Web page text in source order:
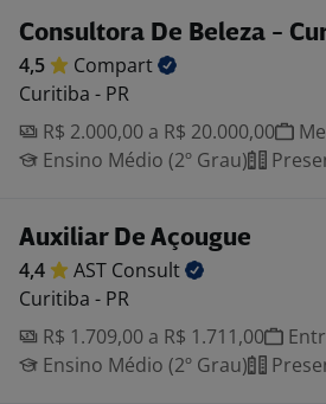
Consultora De Beleza -
4,5
Compart
Curitiba - PR
R$ 2.000,00 a R$ 20.000,00
Ensino Médio (2º Grau)
Auxiliar De Açougue
4,4 AST Consult
Curitiba - PR
R$ 1.709,00 a R$ 1.711,00
Ensino Médio (2º Grau)